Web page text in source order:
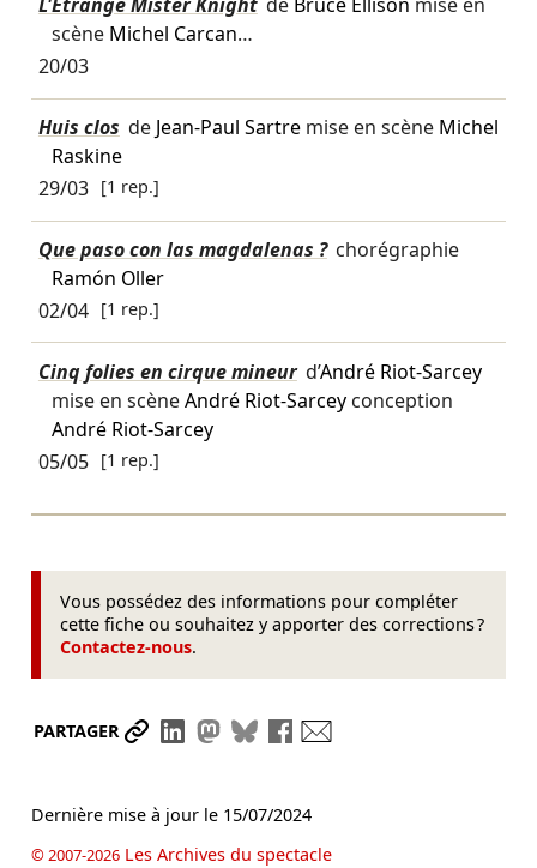
L'Étrange Mister Knight de Bruce Ellison mise en
scène Michel Carcan…
20/03
Huis clos de Jean-Paul Sartremise en scène Michel
Raskine
29/03 [1 rep.]
Que paso con las magdalenas ? chorégraphie
Ramón Oller
02/04 [1 rep.]
Cinq folies en cirque mineur d’André Riot-Sarcey
mise en scèneAndré Riot-Sarceyconception
André Riot-Sarcey
05/05 [1 rep.]
Vous possédez des informations pour compléter
cette fiche ou souhaitez y apporter des corrections ?
Contactez-nous.
PARTAGER Partager le lien
Partager sur LinkedIn
Partager sur Mastodon
Partager sur Bluesky
Partager sur Facebook
Dernière mise à jour le 15/07/2024
© 2007-2026Les Archives du spectacle